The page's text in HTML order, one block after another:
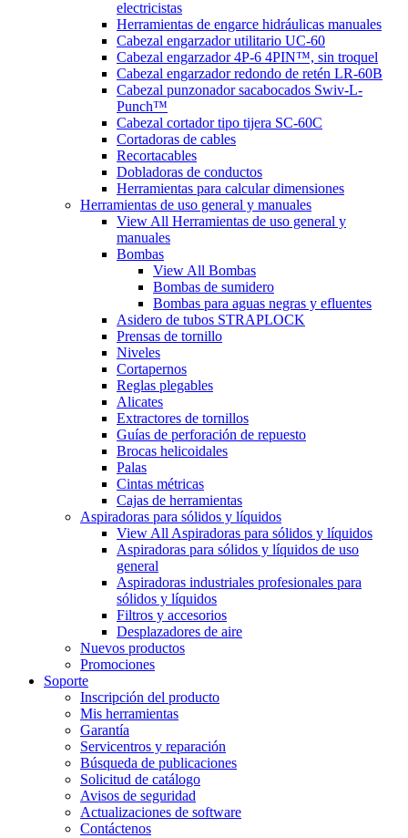
electricistas
Herramientas de engarce hidráulicas manuales
Cabezal engarzador utilitario UC-60
Cabezal engarzador 4P-6 4PIN™, sin troquel
Cabezal engarzador redondo de retén LR-60B
Cabezal punzonador sacabocados Swiv-L-
Punch™
Cabezal cortador tipo tijera SC-60C
Cortadoras de cables
Recortacables
Dobladoras de conductos
Herramientas para calcular dimensiones
Herramientas de uso general y manuales
View All Herramientas de uso general y
manuales
Bombas
View All Bombas
Bombas de sumidero
Bombas para aguas negras y efluentes
Asidero de tubos STRAPLOCK
Prensas de tornillo
Niveles
Cortapernos
Reglas plegables
Alicates
Extractores de tornillos
Guías de perforación de repuesto
Brocas helicoidales
Palas
Cintas métricas
Cajas de herramientas
Aspiradoras para sólidos y líquidos
View All Aspiradoras para sólidos y líquidos
Aspiradoras para sólidos y líquidos de uso
general
Aspiradoras industriales profesionales para
sólidos y líquidos
Filtros y accesorios
Desplazadores de aire
Nuevos productos
Promociones
Soporte
Inscripción del producto
Mis herramientas
Garantía
Servicentros y reparación
Búsqueda de publicaciones
Solicitud de catálogo
Avisos de seguridad
Actualizaciones de software
Contáctenos